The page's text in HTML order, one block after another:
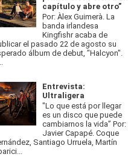
capítulo y abre otro”
Por: Àlex Guimerà. La
banda irlandesa
Kingfishr acaba de
el pasado 22 de agosto su
álbum de debut, "Halcyon".
Entrevista:
Ultraligera
"Lo que está por llegar
es un disco que puede
cambiarnos la vida” Por:
Javier Capapé. Coque
Santiago Urruela, Martín